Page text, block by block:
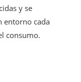
y se
entorno cada
consumo.